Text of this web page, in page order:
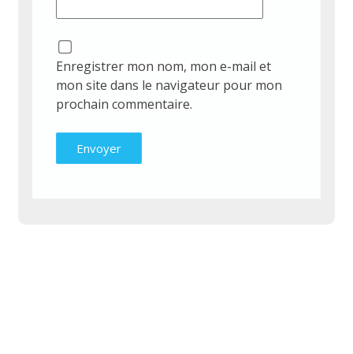
Enregistrer mon nom, mon e-mail et
mon site dans le navigateur pour mon
prochain commentaire.